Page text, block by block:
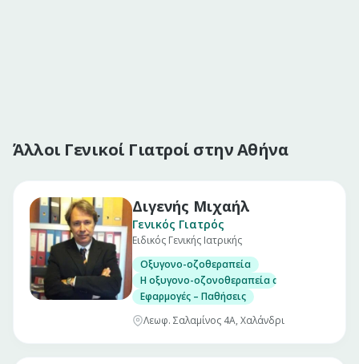
Άλλοι Γενικοί Γιατροί στην Αθήνα
Διγενής Μιχαήλ
Γενικός Γιατρός
Ειδικός Γενικής Ιατρικής
Oξυγονο-οζοθεραπεία
Η οξυγονο-οζονοθεραπεία αποτελεί μια
Eφαρμογές – Παθήσεις
Λεωφ. Σαλαμίνος 4Α, Χαλάνδρι